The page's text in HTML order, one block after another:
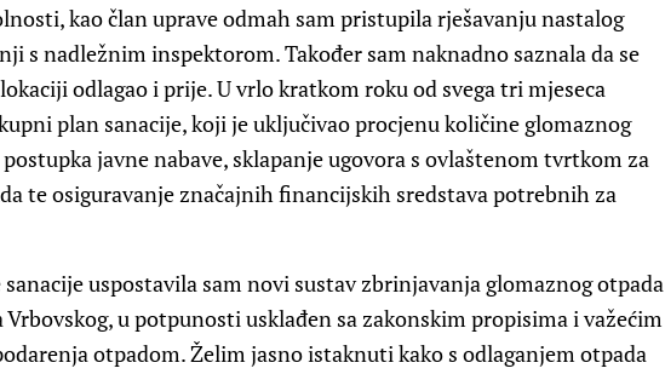
kao član uprave odmah sam pristupila rješavanju nastalog
s nadležnim inspektorom. Također sam naknadno saznala da se
odlagao i prije. U vrlo kratkom roku od svega tri mjeseca
plan sanacije, koji je uključivao procjenu količine glomaznog
javne nabave, sklapanje ugovora s ovlaštenom tvrtkom za
te osiguravanje značajnih financijskih sredstava potrebnih za
uspostavila sam novi sustav zbrinjavanja glomaznog otpada
Vrbovskog, u potpunosti usklađen sa zakonskim propisima i važećim
otpadom. Želim jasno istaknuti kako s odlaganjem otpada